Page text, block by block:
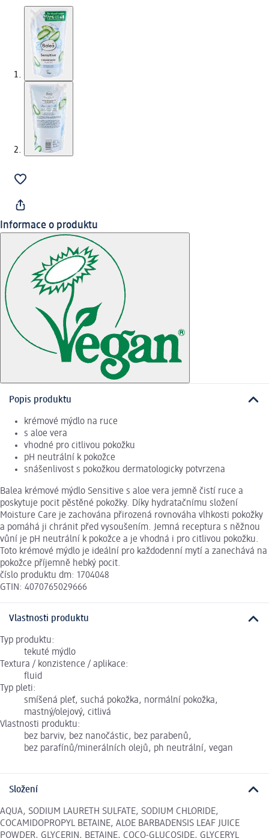
Informace o produktu
Popis produktu
krémové mýdlo na ruce
s aloe vera
vhodné pro citlivou pokožku
pH neutrální k pokožce
snášenlivost s pokožkou dermatologicky potvrzena
Balea krémové mýdlo Sensitive s aloe vera jemně čistí ruce a
poskytuje pocit pěstěné pokožky. Díky hydratačnímu složení
Moisture Care je zachována přirozená rovnováha vlhkosti pokožky
a pomáhá ji chránit před vysoušením. Jemná receptura s něžnou
vůní je pH neutrální k pokožce a je vhodná i pro citlivou pokožku.
Toto krémové mýdlo je ideální pro každodenní mytí a zanechává na
pokožce příjemně hebký pocit.
číslo produktu dm: 1704048
GTIN: 4070765029666
Vlastnosti produktu
Typ produktu:
tekuté mýdlo
Textura / konzistence / aplikace:
fluid
Typ pleti:
smíšená pleť, suchá pokožka, normální pokožka,
mastný/olejový, citlivá
Vlastnosti produktu:
bez barviv, bez nanočástic, bez parabenů,
bez parafínů/minerálních olejů, ph neutrální, vegan
Složení
AQUA, SODIUM LAURETH SULFATE, SODIUM CHLORIDE,
COCAMIDOPROPYL BETAINE, ALOE BARBADENSIS LEAF JUICE
POWDER, GLYCERIN, BETAINE, COCO-GLUCOSIDE, GLYCERYL